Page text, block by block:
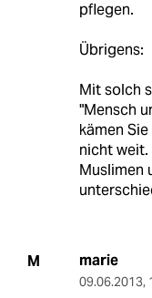
pflegen.
Übrigens:
Mit solch
"Mensch
kämen
nicht weit.
Muslimen
M marie
09.06.2013,